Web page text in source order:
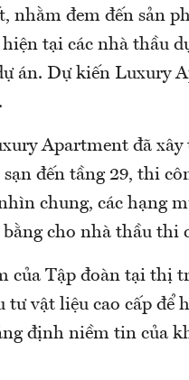
nhằm đem đến sản
tại các nhà thầu
án. Dự kiến Luxury
Apartment đã xây
đến tầng 29, thi
chung, các hạng
cho nhà thầu thi
của Tập đoàn tại thị
tư vật liệu cao cấp để
định niềm tin của